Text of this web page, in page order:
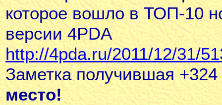
которое вошло в ТОП-10
версии 4PDA
http://4pda.ru/2011/12/31/
Заметка получившая
место!